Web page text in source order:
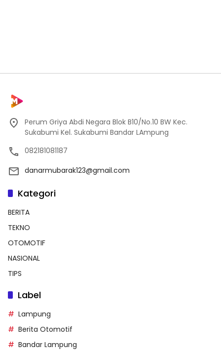
Perum Griya Abdi Negara Blok B10/No.10 BW Kec.
Sukabumi Kel. Sukabumi Bandar LAmpung
082181081187
danarmubarak123@gmail.com
Kategori
BERITA
TEKNO
OTOMOTIF
NASIONAL
TIPS
Label
Lampung
Berita Otomotif
Bandar Lampung